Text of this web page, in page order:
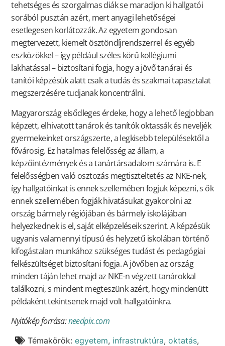
tehetséges és szorgalmas diák se maradjon ki hallgatói
sorából pusztán azért, mert anyagi lehetőségei
esetlegesen korlátozzák. Az egyetem gondosan
megtervezett, kiemelt ösztöndíjrendszerrel és egyéb
eszközökkel – így például széles körű kollégiumi
lakhatással – biztosítani fogja, hogy a jövő tanárai és
tanítói képzésük alatt csak a tudás és szakmai tapasztalat
megszerzésére tudjanak koncentrálni.
Magyarország elsődleges érdeke, hogy a lehető legjobban
képzett, elhivatott tanárok és tanítók oktassák és neveljék
gyermekeinket országszerte, a legkisebb településektől a
fővárosig. Ez hatalmas felelősség az állam, a
képzőintézmények és a tanártársadalom számára is. E
felelősségben való osztozás megtiszteltetés az NKE-nek,
így hallgatóinkat is ennek szellemében fogjuk képezni, s ők
ennek szellemében fogják hivatásukat gyakorolni az
ország bármely régiójában és bármely iskolájában
helyezkednek is el, saját elképzeléseik szerint. A képzésük
ugyanis valamennyi típusú és helyzetű iskolában történő
kifogástalan munkához szükséges tudást és pedagógiai
felkészültséget biztosítani fogja. A jövőben az ország
minden táján lehet majd az NKE-n végzett tanárokkal
találkozni, s mindent megteszünk azért, hogy mindenütt
példaként tekintsenek majd volt hallgatóinkra.
Nyitókép forrása:needpix.com
Témakörök: egyetem, infrastruktúra, oktatás,